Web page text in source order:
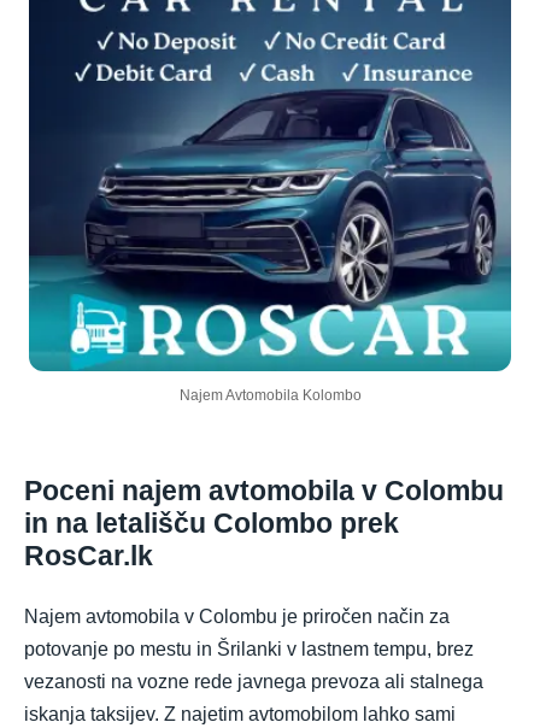
Najem Avtomobila Kolombo
Poceni najem avtomobila v Colombu
in na letališču Colombo prek
RosCar.lk
Najem avtomobila v Colombu je priročen način za
potovanje po mestu in Šrilanki v lastnem tempu, brez
vezanosti na vozne rede javnega prevoza ali stalnega
iskanja taksijev. Z najetim avtomobilom lahko sami